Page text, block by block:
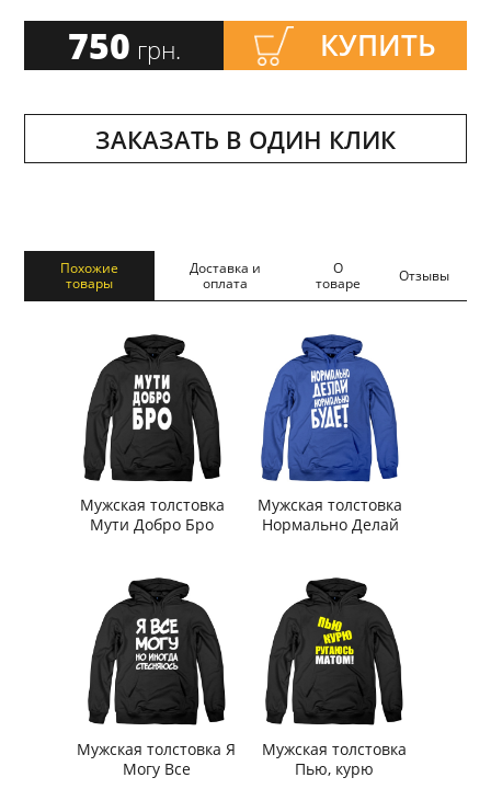
750 грн. КУПИТЬ
ЗАКАЗАТЬ В ОДИН КЛИК
Похожие
товары
Доставка и
оплата
О
товаре
Отзывы
Мужская толстовка
Мути Добро Бро
Мужская толстовка
Нормально Делай
Мужская толстовка Я
Могу Все
Мужская толстовка
Пью, курю